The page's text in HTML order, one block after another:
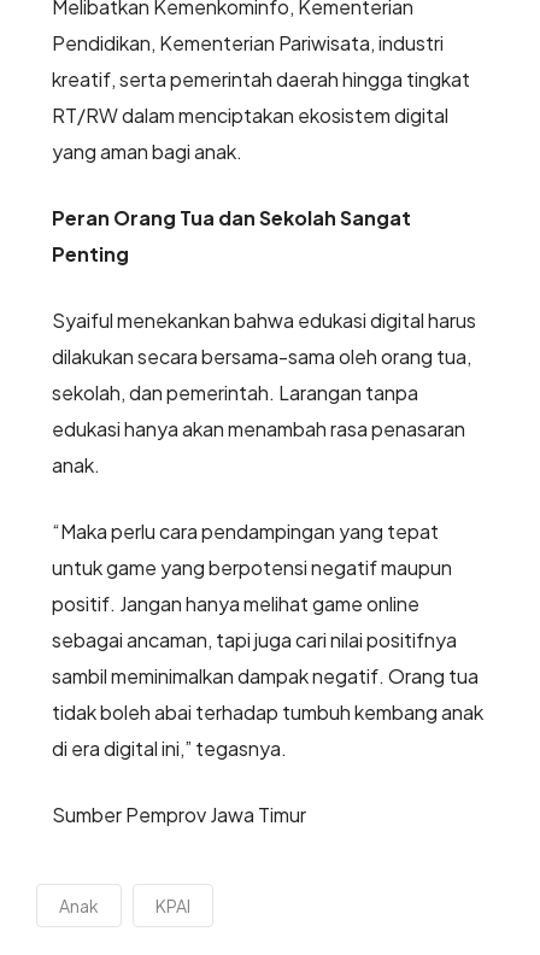
Melibatkan Kemenkominfo, Kementerian
Pendidikan, Kementerian Pariwisata, industri
kreatif, serta pemerintah daerah hingga tingkat
RT/RW dalam menciptakan ekosistem digital
yang aman bagi anak.
Peran Orang Tua dan Sekolah Sangat
Penting
Syaiful menekankan bahwa edukasi digital harus
dilakukan secara bersama-sama oleh orang tua,
sekolah, dan pemerintah. Larangan tanpa
edukasi hanya akan menambah rasa penasaran
anak.
“Maka perlu cara pendampingan yang tepat
untuk game yang berpotensi negatif maupun
positif. Jangan hanya melihat game online
sebagai ancaman, tapi juga cari nilai positifnya
sambil meminimalkan dampak negatif. Orang tua
tidak boleh abai terhadap tumbuh kembang anak
di era digital ini,” tegasnya.
Sumber Pemprov Jawa Timur
Anak KPAI